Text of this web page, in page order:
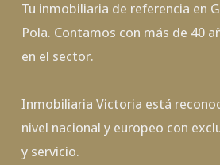
Tu inmobiliaria de referencia en
Pola. Contamos con más de 40
en el sector.
Inmobiliaria Victoria está
nivel nacional y europeo con
y servicio.